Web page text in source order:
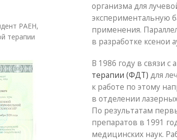
РАЕН,
терапии
организма для
экспериментальную
применения.
в разработке ксенои
В 1986 году в связи с
терапии (ФДТ) для
к работе по этому
в отделении
По результатам
препаратов в 1991
медицинских наук.